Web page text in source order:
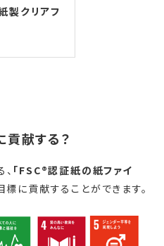
製クリアフ
献する？
「FSC®認証紙の紙ファイ
に貢献することができます。